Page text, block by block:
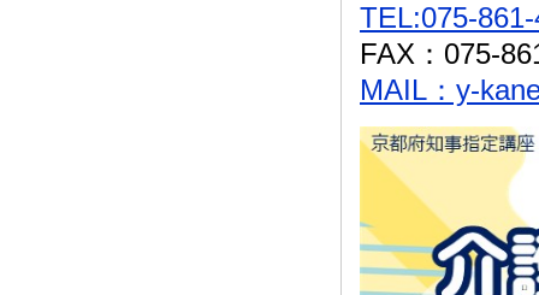
TEL:075-
FAX：075-
MAIL：y-